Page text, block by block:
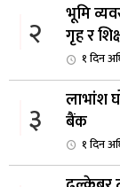
२
भूमि
गृह र
१ दिन
३
लाभांश
बैंक
१ दिन